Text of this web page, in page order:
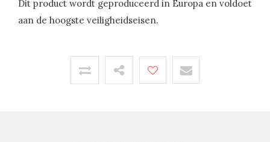
Dit product wordt geproduceerd in Europa en voldoet
aan de hoogste veiligheidseisen.